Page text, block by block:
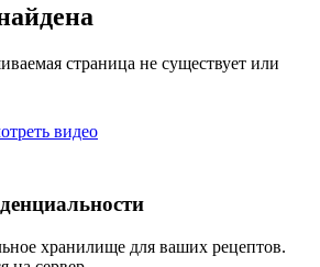
страница не существует или
видео
хранилище для ваших рецептов.